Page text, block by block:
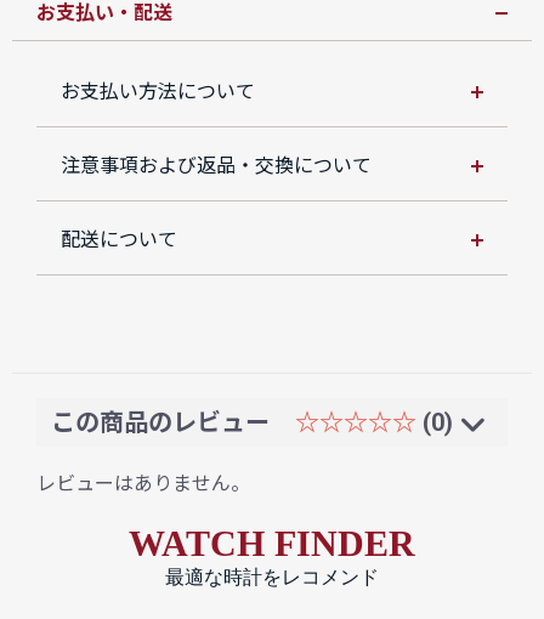
お支払い・配送
お支払い方法について
注意事項および返品・交換について
配送について
この商品のレビュー ☆☆☆☆☆ (0)
レビューはありません。
WATCH FINDER
最適な時計をレコメンド